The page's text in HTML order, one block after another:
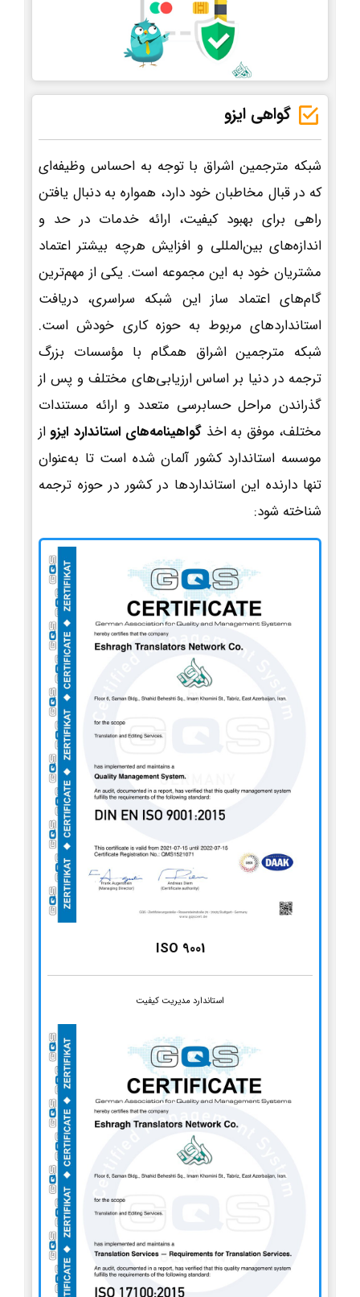
گواهی ایزو
شبکه مترجمین اشراق با توجه به احساس وظیفه‌ای
که در قبال مخاطبان خود دارد، همواره به دنبال یافتن
راهی برای بهبود کیفیت، ارائه خدمات در حد و
اندازه‌های بین‌المللی و افزایش هرچه بیشتر اعتماد
مشتریان خود به این مجموعه است. یکی از مهم‌ترین
گام‌های اعتماد ساز این شبکه سراسری، دریافت
استانداردهای مربوط به حوزه کاری خودش است.
شبکه مترجمین اشراق همگام با مؤسسات بزرگ
ترجمه در دنیا بر اساس ارزیابی‌های مختلف و پس از
گذراندن مراحل حسابرسی متعدد و ارائه مستندات
مختلف، موفق به اخذ گواهینامه‌های استاندارد ایزو از
موسسه استاندارد کشور آلمان شده است تا به‌عنوان
تنها دارنده این استانداردها در کشور در حوزه ترجمه
شناخته شود:
ISO 9001
استاندارد مدیریت کیفیت